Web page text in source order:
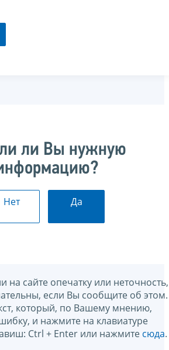
ли Вы нужную
Нет Да
на сайте опечатку или неточность,
если Вы сообщите об этом.
который, по Вашему мнению,
и нажмите на клавиатуре
Ctrl + Enter или нажмите сюда.